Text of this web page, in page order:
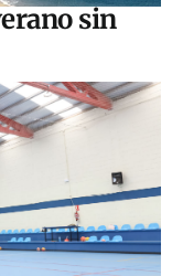
sin